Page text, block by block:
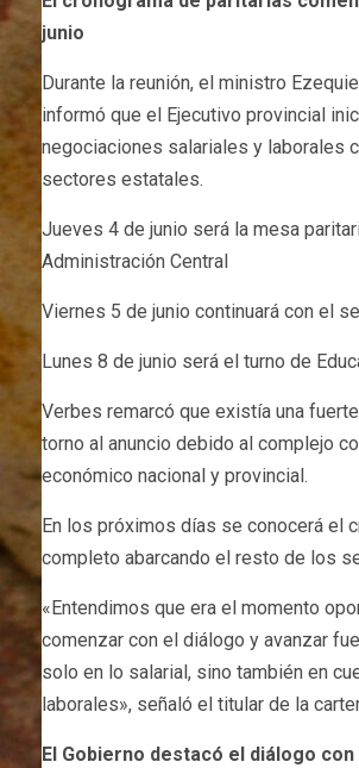
junio
Durante la reunión, el ministro
informó que el Ejecutivo provincial
negociaciones salariales y laborales
sectores estatales.
Jueves 4 de junio será la mesa
Administración Central
Viernes 5 de junio continuará con el
Lunes 8 de junio será el turno de
Verbes remarcó que existía una
torno al anuncio debido al complejo
económico nacional y provincial.
En los próximos días se conocerá el
completo abarcando el resto de los
«Entendimos que era el momento
comenzar con el diálogo y avanzar
solo en lo salarial, sino también en
laborales», señaló el titular de la
El Gobierno destacó el diálogo